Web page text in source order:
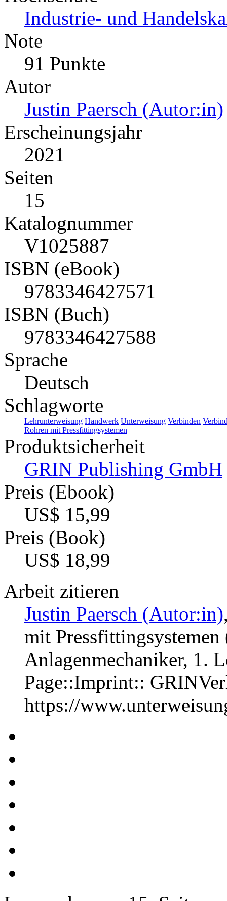
Industrie- und
Note
91 Punkte
Autor
Justin Paersch (Autor:in)
Erscheinungsjahr
2021
Seiten
15
Katalognummer
V1025887
ISBN (eBook)
9783346427571
ISBN (Buch)
9783346427588
Sprache
Deutsch
Schlagworte
Lehrunterweisung Handwerk Unterweisung Verbinden
Rohren mit Pressfittingsystemen
Produktsicherheit
GRIN Publishing GmbH
Preis (Ebook)
US$ 15,99
Preis (Book)
US$ 18,99
Arbeit zitieren
Justin Paersch (Autor:in)
mit
Anlagenmechaniker, 1.
Page::Imprint::
https://